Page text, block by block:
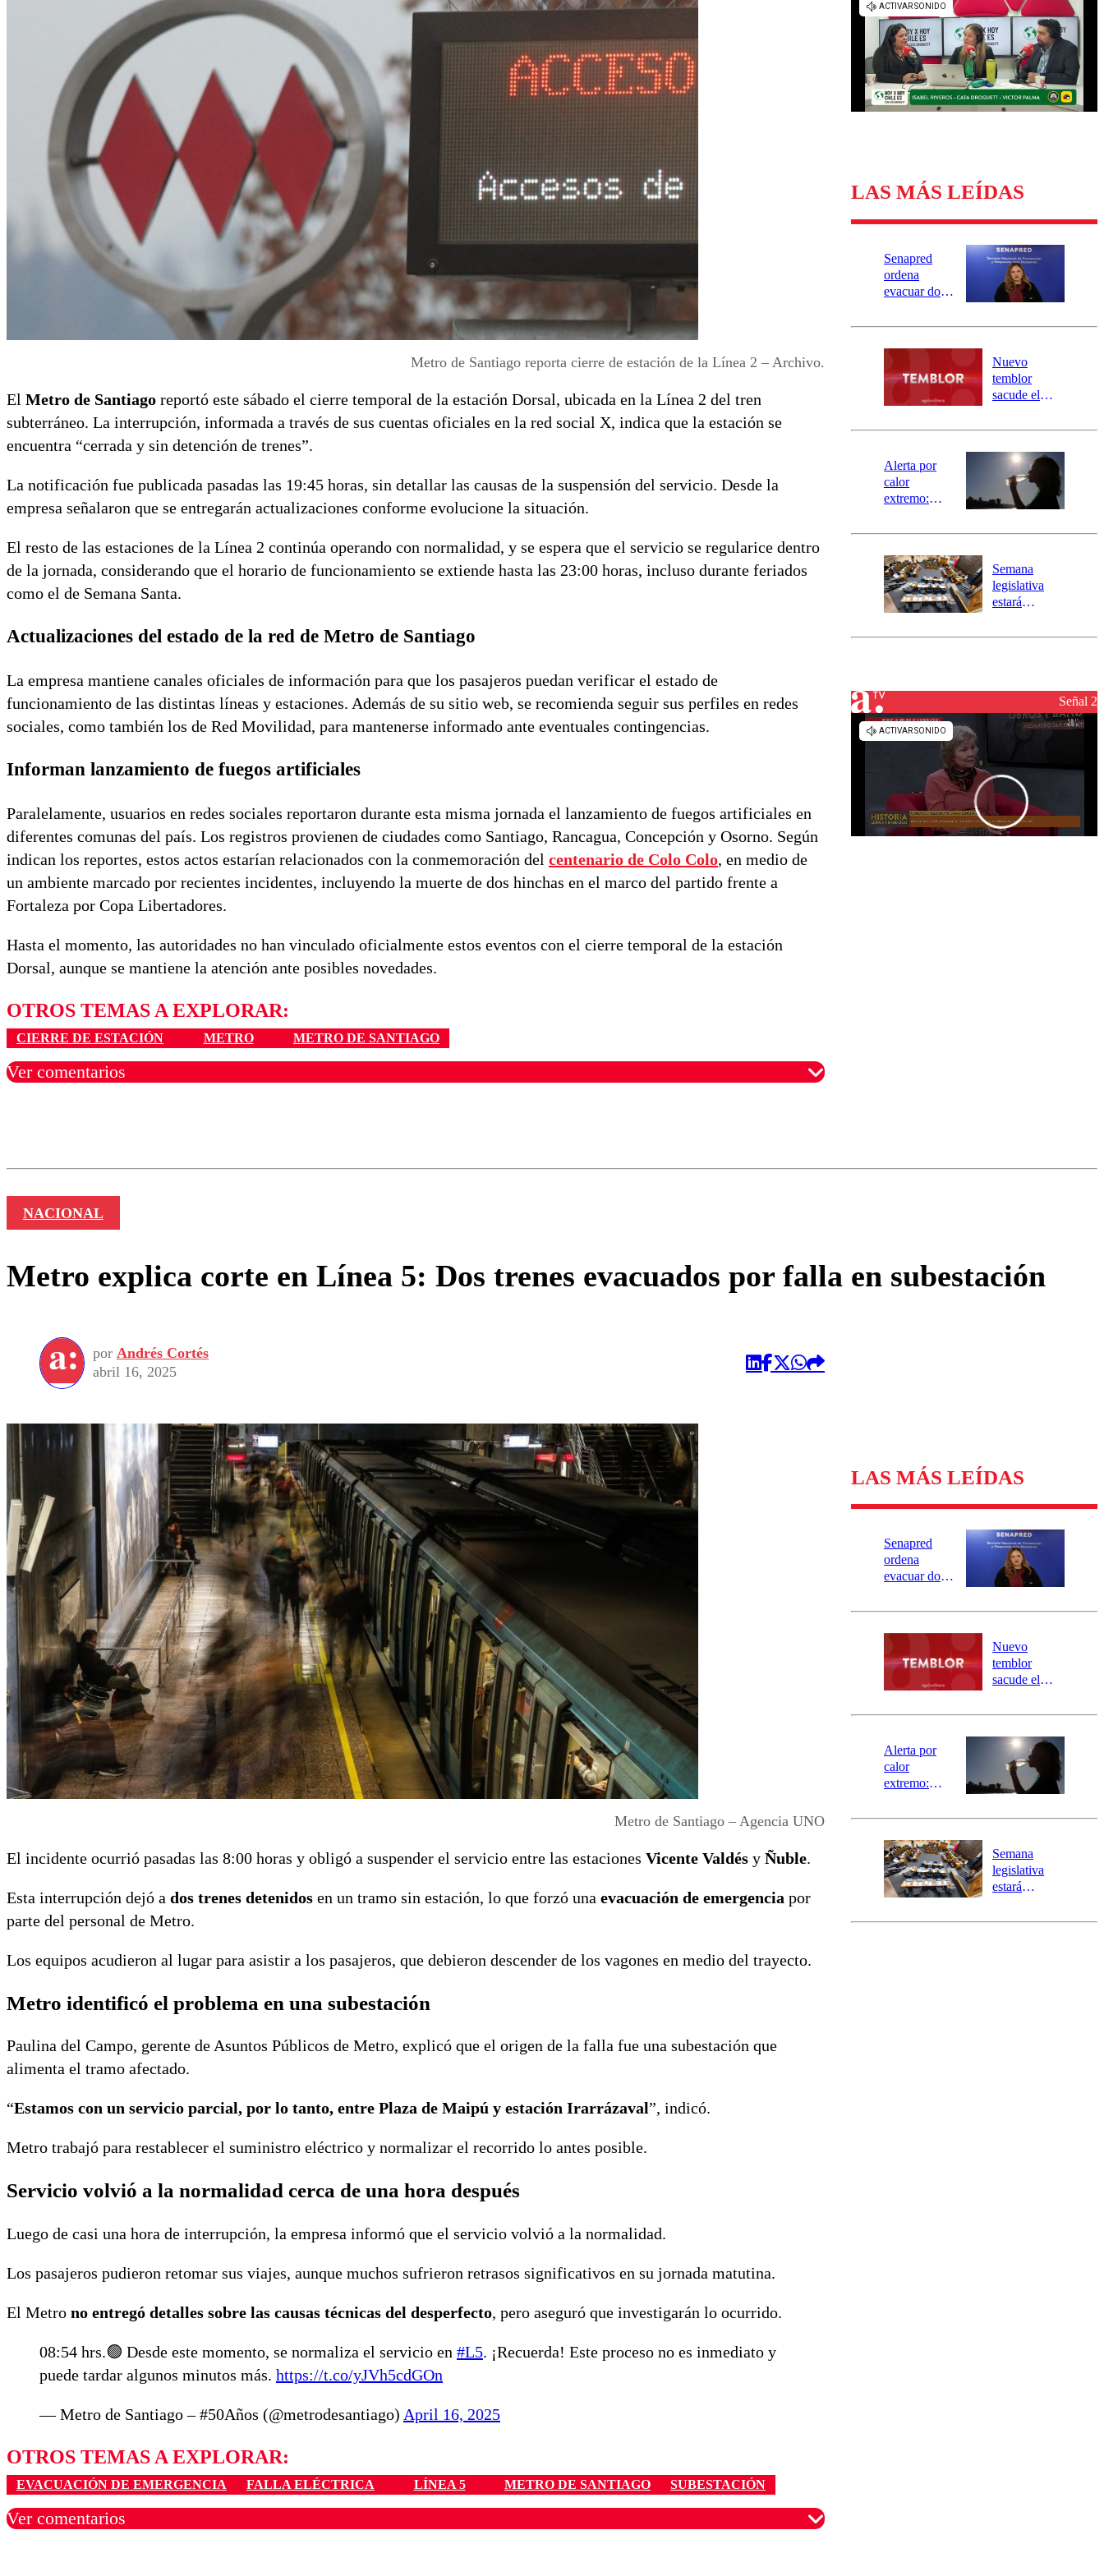
Universidad de Chile
Sustentabilidad
Metro de Santiago reporta cierre de estación de la Línea 2 – Archivo.
El Metro de Santiago reportó este sábado el cierre temporal de la estación Dorsal, ubicada en la Línea 2 del tren
subterráneo. La interrupción, informada a través de sus cuentas oficiales en la red social X, indica que la estación se
encuentra “cerrada y sin detención de trenes”.
La notificación fue publicada pasadas las 19:45 horas, sin detallar las causas de la suspensión del servicio. Desde la
empresa señalaron que se entregarán actualizaciones conforme evolucione la situación.
El resto de las estaciones de la Línea 2 continúa operando con normalidad, y se espera que el servicio se regularice dentro
de la jornada, considerando que el horario de funcionamiento se extiende hasta las 23:00 horas, incluso durante feriados
como el de Semana Santa.
Actualizaciones del estado de la red de Metro de Santiago
La empresa mantiene canales oficiales de información para que los pasajeros puedan verificar el estado de
funcionamiento de las distintas líneas y estaciones. Además de su sitio web, se recomienda seguir sus perfiles en redes
sociales, como también los de Red Movilidad, para mantenerse informado ante eventuales contingencias.
Informan lanzamiento de fuegos artificiales
Paralelamente, usuarios en redes sociales reportaron durante esta misma jornada el lanzamiento de fuegos artificiales en
diferentes comunas del país. Los registros provienen de ciudades como Santiago, Rancagua, Concepción y Osorno. Según
indican los reportes, estos actos estarían relacionados con la conmemoración del centenario de Colo Colo, en medio de
un ambiente marcado por recientes incidentes, incluyendo la muerte de dos hinchas en el marco del partido frente a
Fortaleza por Copa Libertadores.
Hasta el momento, las autoridades no han vinculado oficialmente estos eventos con el cierre temporal de la estación
Dorsal, aunque se mantiene la atención ante posibles novedades.
OTROS TEMAS A EXPLORAR:
CIERRE DE ESTACIÓN METRO METRO DE SANTIAGO
Ver comentarios
LAS MÁS LEÍDAS
Senapred
ordena
evacuar dos
Carahue por
río Damas:
activa
mensajería
SAE
Nuevo
temblor
sacude el
revisa la
epicentro
Alerta por
calor
extremo:
activa Alerta
Preventiva en
tres comunas
Semana
legislativa
estará
el fin de la
reconstrucciónSeñal 2
NACIONAL
Metro explica corte en Línea 5: Dos trenes evacuados por falla en subestación
por Andrés Cortés
abril 16, 2025
Metro de Santiago – Agencia UNO
El incidente ocurrió pasadas las 8:00 horas y obligó a suspender el servicio entre las estaciones Vicente Valdés y Ñuble.
Esta interrupción dejó a dos trenes detenidos en un tramo sin estación, lo que forzó una evacuación de emergencia por
parte del personal de Metro.
Los equipos acudieron al lugar para asistir a los pasajeros, que debieron descender de los vagones en medio del trayecto.
Metro identificó el problema en una subestación
Paulina del Campo, gerente de Asuntos Públicos de Metro, explicó que el origen de la falla fue una subestación que
alimenta el tramo afectado.
“Estamos con un servicio parcial, por lo tanto, entre Plaza de Maipú y estación Irarrázaval”, indicó.
Metro trabajó para restablecer el suministro eléctrico y normalizar el recorrido lo antes posible.
Servicio volvió a la normalidad cerca de una hora después
Luego de casi una hora de interrupción, la empresa informó que el servicio volvió a la normalidad.
Los pasajeros pudieron retomar sus viajes, aunque muchos sufrieron retrasos significativos en su jornada matutina.
El Metro no entregó detalles sobre las causas técnicas del desperfecto, pero aseguró que investigarán lo ocurrido.
08:54 hrs.🟢 Desde este momento, se normaliza el servicio en #L5. ¡Recuerda! Este proceso no es inmediato y
puede tardar algunos minutos más. https://t.co/yJVh5cdGOn
— Metro de Santiago – #50Años (@metrodesantiago) April 16, 2025
OTROS TEMAS A EXPLORAR:
EVACUACIÓN DE EMERGENCIA FALLA ELÉCTRICA LÍNEA 5 METRO DE SANTIAGO SUBESTACIÓN
Ver comentarios
LAS MÁS LEÍDAS
Senapred
ordena
evacuar dos
Carahue por
río Damas:
activa
mensajería
SAE
Nuevo
temblor
sacude el
revisa la
epicentro
Alerta por
calor
extremo:
activa Alerta
Preventiva en
tres comunas
Semana
legislativa
estará
el fin de la